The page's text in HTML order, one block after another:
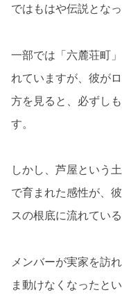
ではもはや伝説となっ
一部では「六麓荘町
れていますが、彼が
方を見ると、必ずし
す。
しかし、芦屋という
で育まれた感性が、
スの根底に流れてい
メンバーが実家を訪
ま動けなくなったと